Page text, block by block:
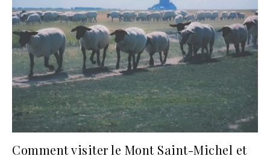
Comment visiter le Mont Saint-Michel et